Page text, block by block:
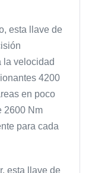
esta llave de
la velocidad
4200
en poco
2600 Nm
para cada
esta llave de